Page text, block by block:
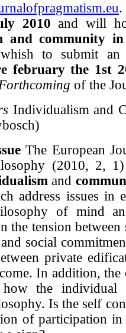
.
2010 and will
and community
to submit an
february the 1st
of the
Individualism and
The European
(2010, 2,
and
address issues in
of mind
the tension between
social
private
In addition, the
the individual
Is the self
of participation